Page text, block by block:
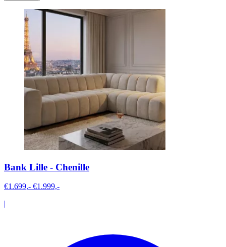
Bank Lille - Chenille
€1.699,- €1.999,-
|